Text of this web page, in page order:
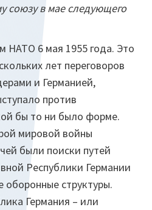
союзу в мае следующего
НАТО 6 мая 1955 года. Это
лет переговоров
и Германией,
против
бы то ни было форме.
мировой войны
были поиски путей
Республики Германии
оборонные структуры.
Германия – или